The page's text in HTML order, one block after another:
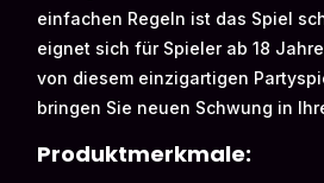
einfachen Regeln ist das Spiel
eignet sich für Spieler ab 18
von diesem einzigartigen
bringen Sie neuen Schwung in
Produktmerkmale: